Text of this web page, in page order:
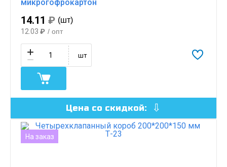
микрогофрокартон
14.11 ₽ (шт)
12.03 ₽ / опт
шт
Цена со скидкой:
На заказ